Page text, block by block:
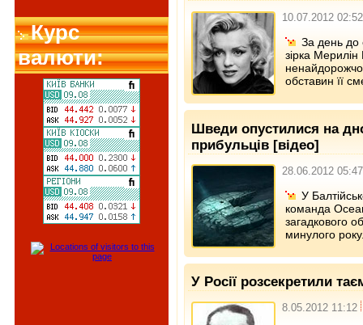
Курс
валюти:
10.07.2012 02:52
За день до
зірка
обставин її
Шведи опустилися на
прибульців [відео]
28.06.2012 05:47
У
команда
загадкового
минулого
У Росії розсекретили
8.05.2012 11:12